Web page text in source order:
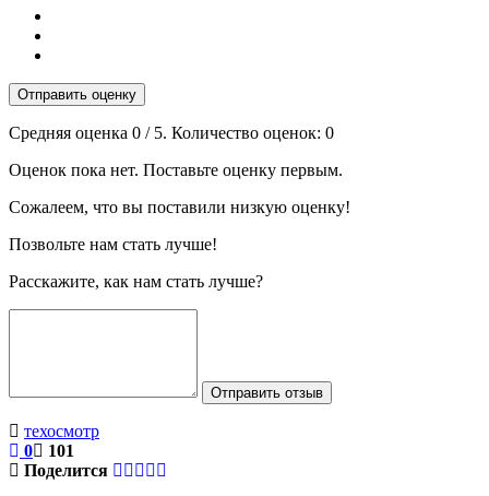
Отправить оценку
Средняя оценка 0 / 5. Количество оценок: 0
Оценок пока нет. Поставьте оценку первым.
Сожалеем, что вы поставили низкую оценку!
Позвольте нам стать лучше!
Расскажите, как нам стать лучше?
Отправить отзыв
техосмотр
0
101
Поделится